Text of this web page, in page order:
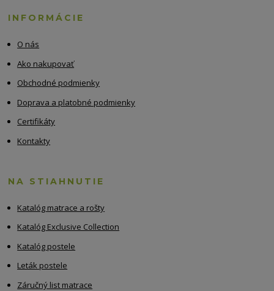
INFORMÁCIE
O nás
Ako nakupovať
Obchodné podmienky
Doprava a platobné podmienky
Certifikáty
Kontakty
NA STIAHNUTIE
Katalóg matrace a rošty
Katalóg Exclusive Collection
Katalóg postele
Leták postele
Záručný list matrace